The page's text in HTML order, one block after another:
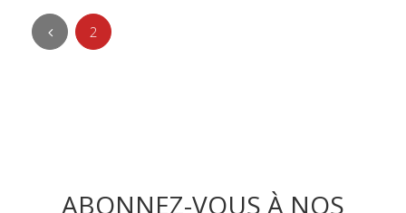
2
ABONNEZ-VOUS À NOS